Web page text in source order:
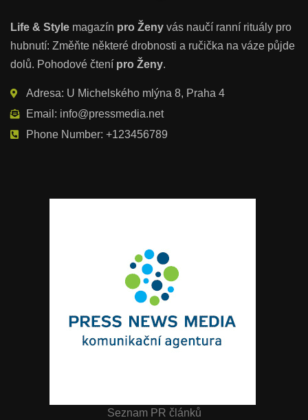
Life & Style magazín pro Ženy vás naučí ranní rituály pro
hubnutí: Změňte některé drobnosti a ručička na váze půjde
dolů. Pohodové čtení pro Ženy.
Adresa: U Michelského mlýna 8, Praha 4
Email: info@pressmedia.net
Phone Number: +123456789
Seznam PR článků